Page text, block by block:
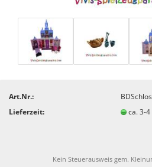
Art.Nr.:
Lieferzeit:
ca. 3-
Kein Steuerausweis gem.